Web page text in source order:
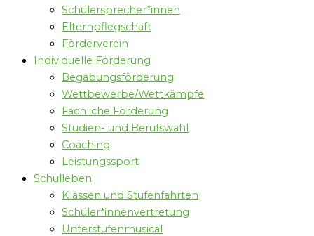
Schülersprecher*innen
Elternpflegschaft
Förderverein
Individuelle Förderung
Begabungsförderung
Wettbewerbe/Wettkämpfe
Fachliche Förderung
Studien- und Berufswahl
Coaching
Leistungssport
Schulleben
Klassen und Stufenfahrten
Schüler*innenvertretung
Unterstufenmusical